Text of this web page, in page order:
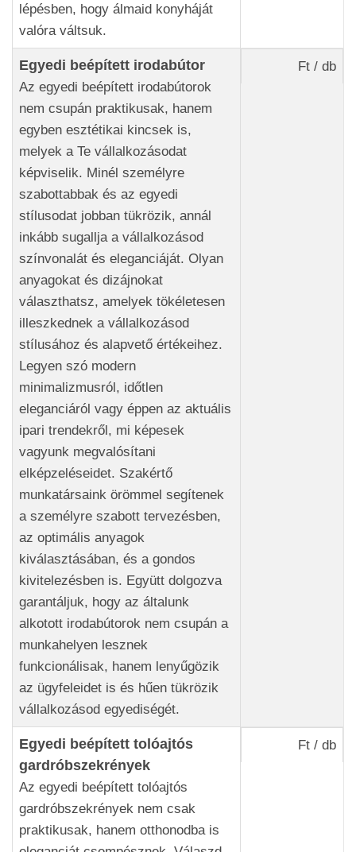
lépésben, hogy álmaid konyháját
valóra váltsuk.
Egyedi beépített irodabútor
Az egyedi beépített irodabútorok
nem csupán praktikusak, hanem
egyben esztétikai kincsek is,
melyek a Te vállalkozásodat
képviselik. Minél személyre
szabottabbak és az egyedi
stílusodat jobban tükrözik, annál
inkább sugallja a vállalkozásod
színvonalát és eleganciáját. Olyan
anyagokat és dizájnokat
választhatsz, amelyek tökéletesen
illeszkednek a vállalkozásod
stílusához és alapvető értékeihez.
Legyen szó modern
minimalizmusról, időtlen
eleganciáról vagy éppen az aktuális
ipari trendekről, mi képesek
vagyunk megvalósítani
elképzeléseidet. Szakértő
munkatársaink örömmel segítenek
a személyre szabott tervezésben,
az optimális anyagok
kiválasztásában, és a gondos
kivitelezésben is. Együtt dolgozva
garantáljuk, hogy az általunk
alkotott irodabútorok nem csupán a
munkahelyen lesznek
funkcionálisak, hanem lenyűgözik
az ügyfeleidet is és hűen tükrözik
vállalkozásod egyediségét.
Ft / db
Egyedi beépített tolóajtós
gardróbszekrények
Az egyedi beépített tolóajtós
gardróbszekrények nem csak
praktikusak, hanem otthonodba is
Ft / db